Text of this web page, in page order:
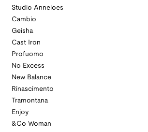
Studio Anneloes
Cambio
Geisha
Cast Iron
Profuomo
No Excess
New Balance
Rinascimento
Tramontana
Enjoy
&Co Woman